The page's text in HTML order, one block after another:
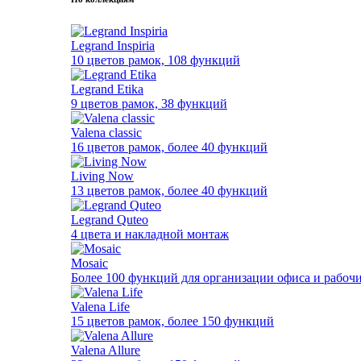
Legrand Inspiria
10 цветов рамок, 108 функций
Legrand Etika
9 цветов рамок, 38 функций
Valena classic
16 цветов рамок, более 40 функций
Living Now
13 цветов рамок, более 40 функций
Legrand Quteo
4 цвета и накладной монтаж
Mosaic
Более 100 функций для организации офиса и
Valena Life
15 цветов рамок, более 150 функций
Valena Allure